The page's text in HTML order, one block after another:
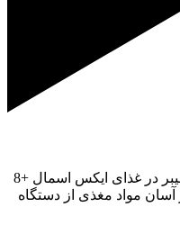
هضم آسان همراه با محتوای متعادل فیبر در غذای ایکس اسمال +8
مواد مغذی از دستگاه